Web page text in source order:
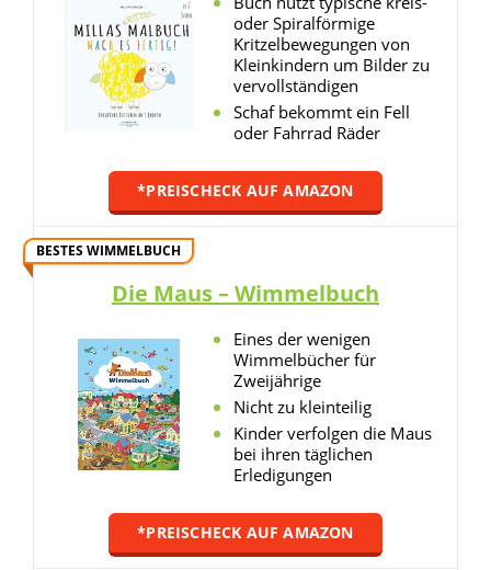
oder Spiralförmige
Kritzelbewegungen von
Kleinkindern um Bilder zu
vervollständigen
Schaf bekommt ein Fell
oder Fahrrad Räder
*PREISCHECK AUF AMAZON
BESTES WIMMELBUCH
Die Maus – Wimmelbuch
Eines der wenigen
Wimmelbücher für
Zweijährige
Nicht zu kleinteilig
Kinder verfolgen die Maus
bei ihren täglichen
Erledigungen
*PREISCHECK AUF AMAZON